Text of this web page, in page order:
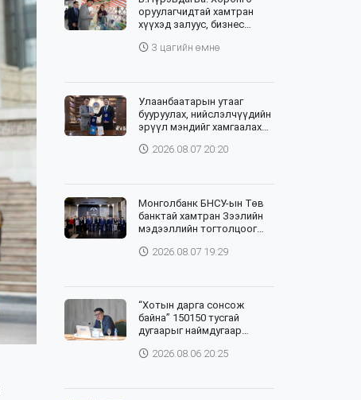
оруулагчидтай хамтран
хүүхэд залуус, бизнес
инкубатор төвүүдийг хотын
3 цагийн өмнө
Улаанбаатарын утааг
бууруулах, нийслэлчүүдийн
эрүүл мэндийг хамгаалах
баялгийн сан нэгдэл” ХХК-
2026.08.07 20:20
Монголбанк БНСУ-ын Төв
банктай хамтран Зээлийн
мэдээллийн тогтолцоог
эхлүүллээ
2026.08.07 19:29
“Хотын дарга сонсож
байна” 150150 тусгай
дугаарыг наймдугаар
эхэлнэ
2026.08.06 20:25